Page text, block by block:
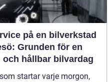
på en bilverkstad
Grunden för en
och hållbar bilvardag
startar varje morgon,